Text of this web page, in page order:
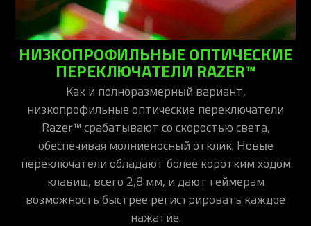
НИЗКОПРОФИЛЬНЫЕ ОПТИЧЕСКИЕ
ПЕРЕКЛЮЧАТЕЛИ RAZER™
Как и полноразмерный вариант,
низкопрофильные оптические переключатели
Razer™ срабатывают со скоростью света,
обеспечивая молниеносный отклик. Новые
переключатели обладают более коротким ходом
клавиш, всего 2,8 мм, и дают геймерам
возможность быстрее регистрировать каждое
нажатие.